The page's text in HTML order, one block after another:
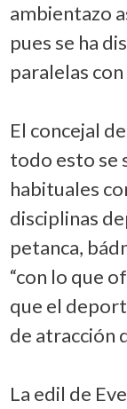
ambientazo
pues se ha
paralelas
El concejal
todo esto se
habituales
disciplinas
petanca,
“con lo que
que el
de atracción
La edil de